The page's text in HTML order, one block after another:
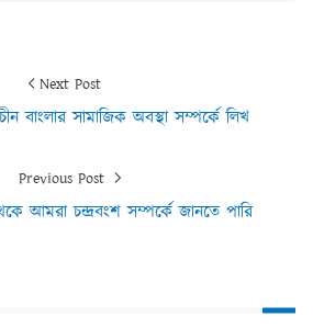
Next Post
বাংলার সামাজিক অবস্থা সম্পর্কে লিখ
Previous Post
আমরা চন্দ্রবংশ সম্পর্কে জানতে পারি